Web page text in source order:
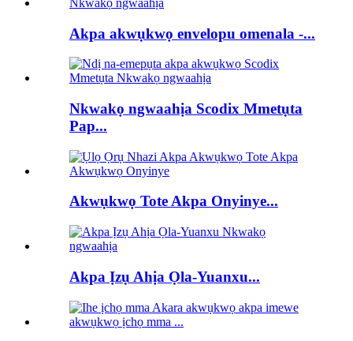
Akpa akwụkwọ envelopu omenala -...
Nkwakọ ngwaahịa Scodix Mmetụta
Pap...
Akwụkwọ Tote Akpa Onyinye...
Akpa Ịzụ Ahịa Ọla-Yuanxu...